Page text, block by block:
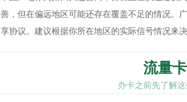
善，但在偏远地区可能还存在覆盖不足的情况。
享协议。建议根据你所在地区的实际信号情况来
流量
办卡之前先了解